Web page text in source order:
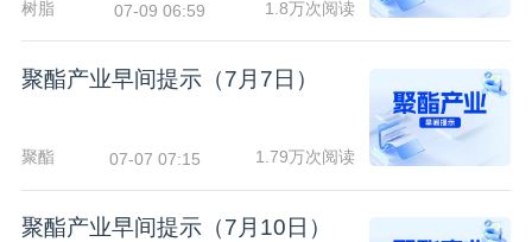
树脂 07-09 06:59 1.8万次阅读
聚酯产业早间提示（7月7日）
聚酯 07-07 07:15 1.79万次阅读
聚酯产业早间提示（7月10日）